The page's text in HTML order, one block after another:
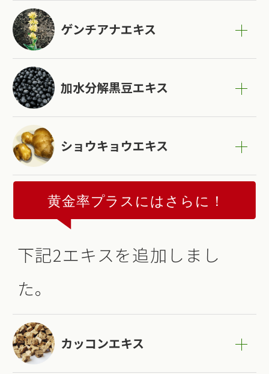
ゲンチアナエキス
加水分解黒豆エキス
ショウキョウエキス
下記2エキスを追加しまし
た。
カッコンエキス